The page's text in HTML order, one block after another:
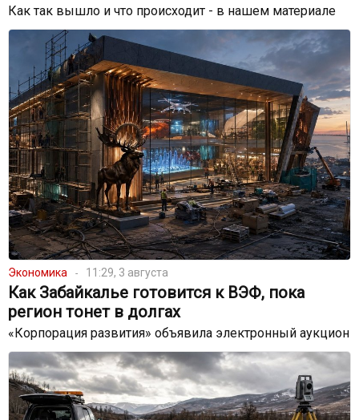
Как так вышло и что происходит - в нашем материале
Экономика 11:29, 3 августа
Как Забайкалье готовится к ВЭФ, пока
регион тонет в долгах
«Корпорация развития» объявила электронный аукцион